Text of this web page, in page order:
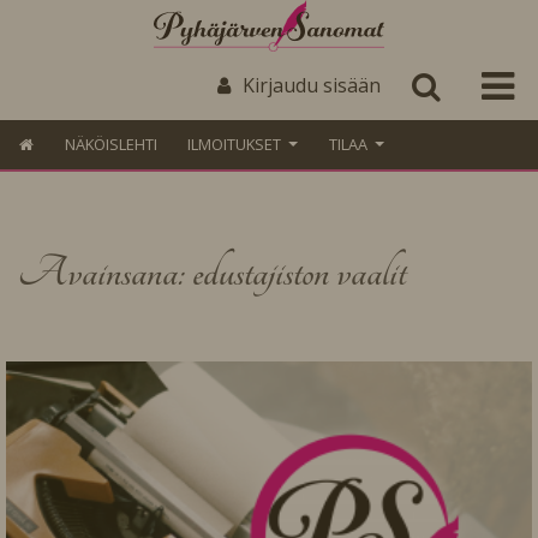
Kirjaudu sisään
NÄKÖISLEHTI ILMOITUKSET TILAA
Avainsana: edustajiston vaalit